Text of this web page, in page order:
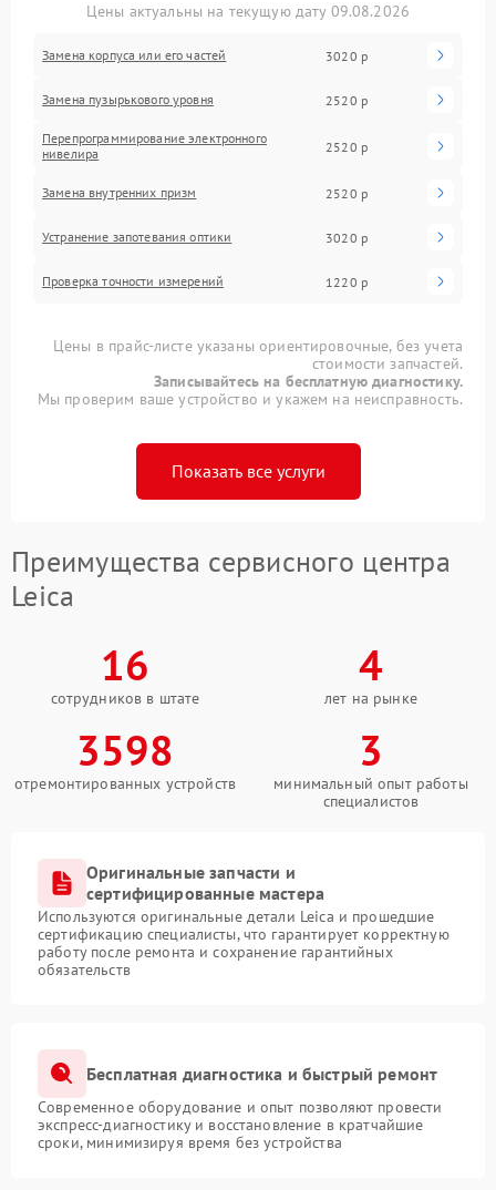
Цены актуальны на текущую дату 09.08.2026
Замена корпуса или его частей 3020 р
Замена пузырькового уровня 2520 р
Перепрограммирование электронного
нивелира
2520 р
Замена внутренних призм 2520 р
Устранение запотевания оптики 3020 р
Проверка точности измерений 1220 р
Цены в прайс-листе указаны ориентировочные, без учета
стоимости запчастей.
Записывайтесь на бесплатную диагностику.
Мы проверим ваше устройство и укажем на неисправность.
Показать все услуги
Преимущества сервисного центра
Leica
16
сотрудников в штате
4
лет на рынке
3598
отремонтированных устройств
3
минимальный опыт работы
специалистов
Оригинальные запчасти и
сертифицированные мастера
Используются оригинальные детали Leica и прошедшие
сертификацию специалисты, что гарантирует корректную
работу после ремонта и сохранение гарантийных
обязательств
Бесплатная диагностика и быстрый ремонт
Современное оборудование и опыт позволяют провести
экспресс-диагностику и восстановление в кратчайшие
сроки, минимизируя время без устройства